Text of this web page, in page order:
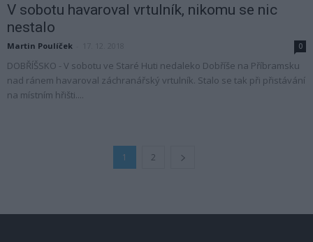
V sobotu havaroval vrtulník, nikomu se nic
nestalo
Martin Poulíček 0
DOBŘÍŠSKO - V sobotu ve Staré Huti nedaleko Dobříše na Příbramsku
nad ránem havaroval záchranářský vrtulník. Stalo se tak při přistávání
na místním hřišti....
1 2